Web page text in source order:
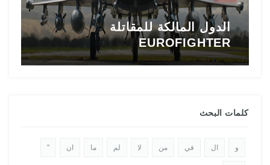
الدول المالكة للمقاتلة
EUROFIGHTER
كلمات البحث
و ال في من لا لم ما ان "